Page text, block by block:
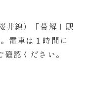
井線）「帯解」駅
電車は１時間に
認ください。